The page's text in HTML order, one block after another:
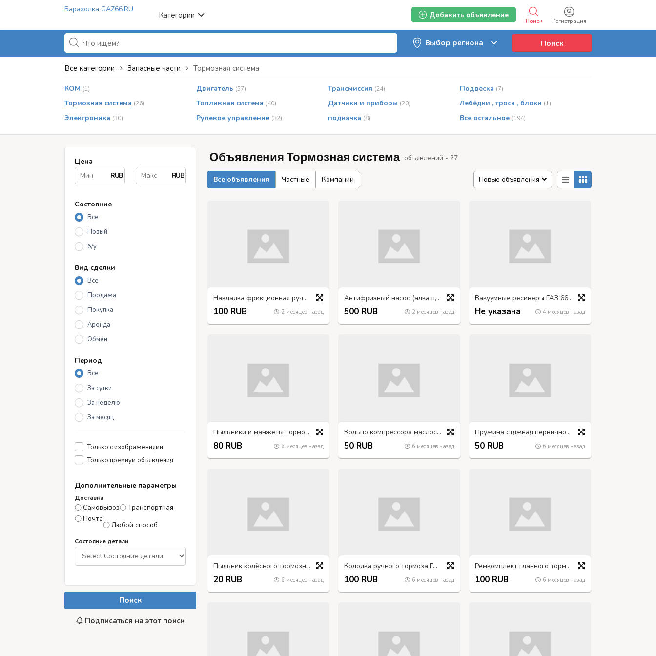
Барахолка GAZ66.RU
Категории
Регистрация
Поиск
Добавить объявление
Поиск
Все категории Запасные части Тормозная система
КОМ (1) Двигатель (57) Трансмиссия (24) Подвеска (7)
Тормозная система (26) Топливная система (40) Датчики и приборы (20) Лебёдки , троса , блоки (1)
Электроника (30) Рулевое управление (32) подкачка (8) Все остальное (194)
Цена
RUB
RUB
Состояние
Все
Новый
б/у
Вид сделки
Все
Продажа
Покупка
Аренда
Обмен
Период
Все
За сутки
За неделю
За месяц
Только с изображениями
Только премиум объявления
Дополнительные параметры
Доставка
Самовывоз
Транспортная
Почта
Любой способ
Состояние детали
Поиск
Подписаться на этот поиск
Объявления Тормозная система объявлений - 27
Все объявления Частные Компании Новые объявления
Накладка фрикционная ручного тормоза ГАЗ-66, 66-3507020
100 RUB 2 месяцев назад
Антифризный насос (алкаш, сикомат)
500 RUB 2 месяцев назад
Вакуумные ресиверы ГАЗ 66 3307
Не указана 4 месяцев назад
Пыльники и манжеты тормозного цилиндра переднего колеса ГАЗ-66
80 RUB 6 месяцев назад
Кольцо компрессора маслосъёмное КАМАЗ
50 RUB 6 месяцев назад
Пружина стяжная первичной колодки ручного тормоза
50 RUB 6 месяцев назад
Пыльник колёсного тормозного цилиндра УРАЛ, ГАЗ-66
20 RUB 6 месяцев назад
Колодка ручного тормоза ГАЗ-66
100 RUB 6 месяцев назад
Ремкомплект главного тормозного цилиндра ГАЗ-66
100 RUB 6 месяцев назад